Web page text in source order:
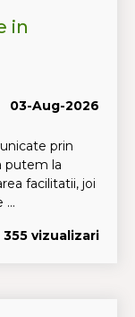
in
03-Aug-2026
prin
putem la
facilitatii, joi
...
355 vizualizari